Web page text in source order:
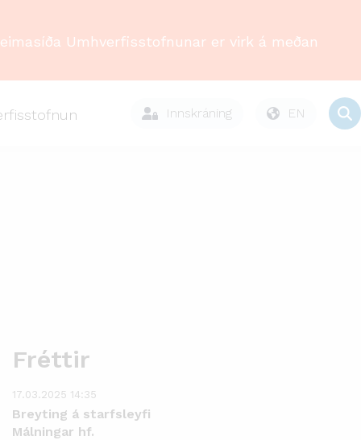
Innskráning EN
Umhverfisstofnunar er virk á meðan
Fréttir
17.03.2025 14:35
Breyting á starfsleyfi
Málningar hf.